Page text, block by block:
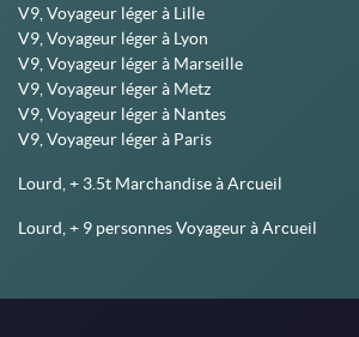
V9, Voyageur léger à Lille
V9, Voyageur léger à Lyon
V9, Voyageur léger à Marseille
V9, Voyageur léger à Metz
V9, Voyageur léger à Nantes
V9, Voyageur léger à Paris
Lourd, + 3.5t Marchandise à Arcueil
Lourd, + 9 personnes Voyageur à Arcueil